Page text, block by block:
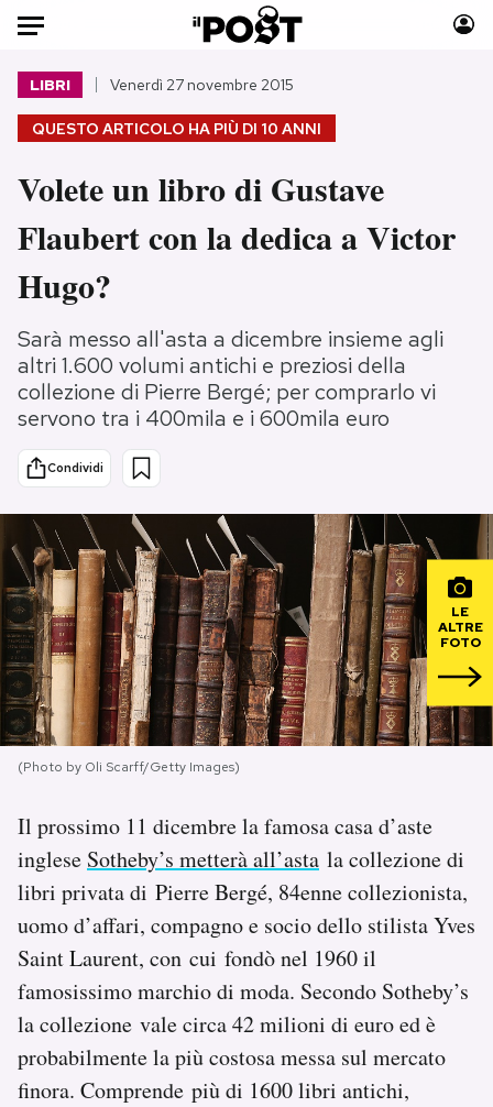
Auto
HOME
Italia
Politica
Tecnologia
Internet
Scienza
Cultura
Economia
Moda
Consumismi
Media
Europa
Altrecose
PODCAST
NEWSLETTER
I MIEI PREFERITI
CALENDARIO
AREA PERSONALE
Newsletter
Notifiche mobile
Regala il Post
Hai bisogno di aiuto?
Esci
QUESTO ARTICOLO HA PIÙ DI 10 ANNI
LIBRI Venerdì 27 novembre 2015
Volete un libro di Gustave
Flaubert con la dedica a Victor
Hugo?
Sarà messo all'asta a dicembre insieme agli
altri 1.600 volumi antichi e preziosi della
collezione di Pierre Bergé; per comprarlo vi
servono tra i 400mila e i 600mila euro
Condividi
LE
ALTRE
FOTO
(Photo by Oli Scarff/Getty Images)
Il prossimo 11 dicembre la famosa casa d’aste
inglese Sotheby’s metterà all’asta la collezione di
libri privata di Pierre Bergé, 84enne collezionista,
uomo d’affari, compagno e socio dello stilista Yves
Saint Laurent, con cui fondò nel 1960 il
famosissimo marchio di moda. Secondo Sotheby’s
la collezione vale circa 42 milioni di euro ed è
probabilmente la più costosa messa sul mercato
finora. Comprende più di 1600 libri antichi,